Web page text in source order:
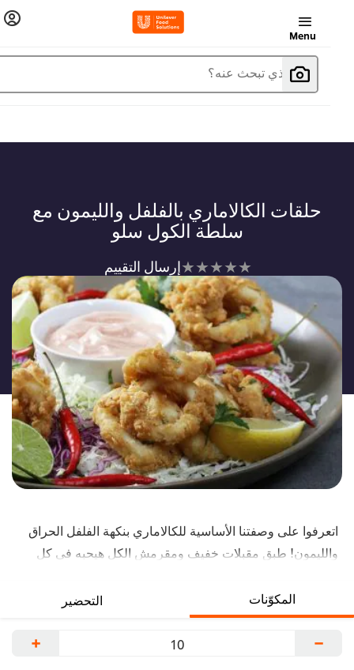
Menu
ما الذي تبحث عنه؟
حلقات الكالاماري بالفلفل والليمون مع
سلطة الكول سلو
لم
يتم
تقديم
أي
تقييمات
لهذا
إرسال التقييم
اتعرفوا على وصفتنا الأساسية للكالاماري بنكهة الفلفل الحراق
والليمون! طبق مقبلات خفيف ومقرمش الكل هيحبه في كل
هيخليه لذيذ وطري.
المكوّنات التحضير